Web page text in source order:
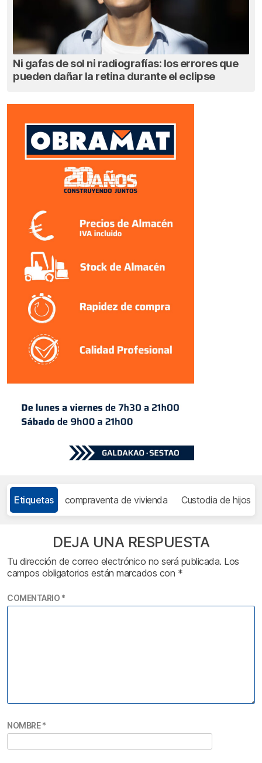
Ni gafas de sol ni radiografías: los errores que
pueden dañar la retina durante el eclipse
Etiquetas compraventa de vivienda Custodia de hijos
DEJA UNA RESPUESTA
Tu dirección de correo electrónico no será publicada. Los
campos obligatorios están marcados con *
COMENTARIO *
NOMBRE*